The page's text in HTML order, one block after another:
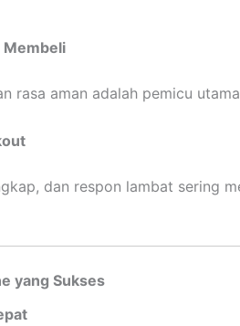
Membeli
rasa aman adalah pemicu
dan respon lambat sering
yang Sukses